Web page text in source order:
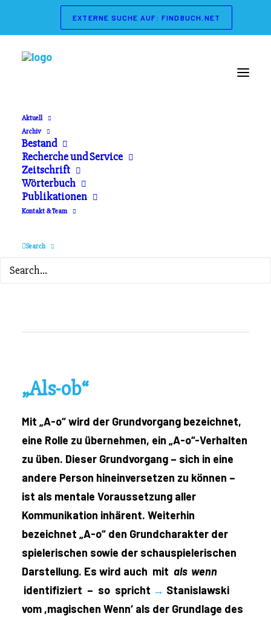
EXTERNE SUCHE AUF: FINDBUCH.NET
Aktuell
Archiv
Bestand
Recherche und Service
Zeitschrift
Wörterbuch
Publikationen
Kontakt & Team
Search
Wörterbuch der
Theaterpädagogik
Herausgeber: Gerd Koch, Marianne Streisand.
ZURÜCK ZUM INHALTSVERZEICHNIS
„Als-ob“
Mit „A-o“ wird der Grundvorgang bezeichnet,
eine Rolle zu übernehmen, ein „A-o“-Verhalten
zu üben. Dieser Grundvorgang – sich in eine
andere Person hineinversetzen zu können –
ist als mentale Voraussetzung aller
Kommunikation inhärent. Weiterhin
bezeichnet „A-o“ den Grundcharakter der
spielerischen sowie der schauspielerischen
Darstellung. Es wird auch mit als wenn
identifiziert – so spricht → Stanislawski
vom ,magischen Wenn‘ als der Grundlage des